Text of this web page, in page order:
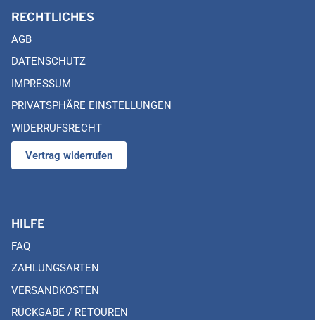
RECHTLICHES
AGB
DATENSCHUTZ
IMPRESSUM
PRIVATSPHÄRE EINSTELLUNGEN
WIDERRUFSRECHT
Vertrag widerrufen
HILFE
FAQ
ZAHLUNGSARTEN
VERSANDKOSTEN
RÜCKGABE / RETOUREN